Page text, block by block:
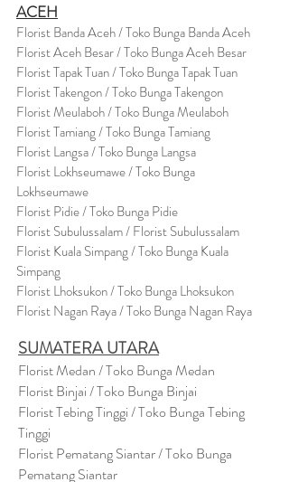
ACEH
Florist Banda Aceh / Toko Bunga Banda Aceh
Florist Aceh Besar / Toko Bunga Aceh Besar
Florist Tapak Tuan / Toko Bunga Tapak Tuan
Florist Takengon / Toko Bunga Takengon
Florist Meulaboh / Toko Bunga Meulaboh
Florist Tamiang / Toko Bunga Tamiang
Florist Langsa / Toko Bunga Langsa
Florist Lokhseumawe / Toko Bunga
Lokhseumawe
Florist Pidie / Toko Bunga Pidie
Florist Subulussalam / Florist Subulussalam
Florist Kuala Simpang / Toko Bunga Kuala
Simpang
Florist Lhoksukon / Toko Bunga Lhoksukon
Florist Nagan Raya / Toko Bunga Nagan Raya
SUMATERA UTARA
Florist Medan / Toko Bunga Medan
Florist Binjai / Toko Bunga Binjai
Florist Tebing Tinggi / Toko Bunga Tebing
Tinggi
Florist Pematang Siantar / Toko Bunga
Pematang Siantar